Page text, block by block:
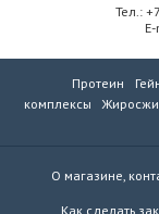
Тел.:
Протеин
комплексы
О магазине,
Как сделать